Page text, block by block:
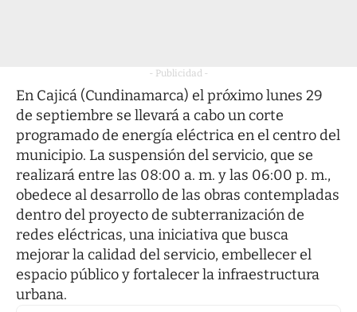
- Publicidad -
En Cajicá (Cundinamarca) el próximo lunes 29
de septiembre se llevará a cabo un corte
programado de energía eléctrica en el centro del
municipio. La suspensión del servicio, que se
realizará entre las 08:00 a. m. y las 06:00 p. m.,
obedece al desarrollo de las obras contempladas
dentro del proyecto de subterranización de
redes eléctricas, una iniciativa que busca
mejorar la calidad del servicio, embellecer el
espacio público y fortalecer la infraestructura
urbana.